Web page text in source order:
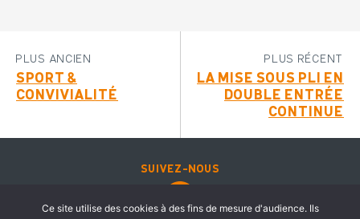
PLUS ANCIEN
SPORT &
CONVIVIALITÉ
PLUS RÉCENT
LA MISE SOUS PLI EN
DOUBLE ENTRÉE
CONTINUE
SUIVEZ-NOUS
Ce site utilise des cookies à des fins de mesure d'audience. Ils